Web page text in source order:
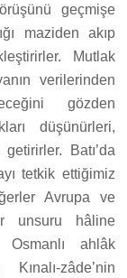
geçmişe
maziden akıp
Mutlak
verilerinden
gözden
düşünürleri,
Batı’da
tetkik ettiğimiz
Avrupa ve
unsuru hâline
ahlâk
zâde’nin